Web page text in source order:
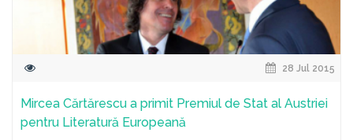
28 Jul 2015
Mircea Cărtărescu a primit Premiul de Stat al Austriei
pentru Literatură Europeană